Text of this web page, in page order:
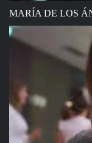
MARÍA DE LOS